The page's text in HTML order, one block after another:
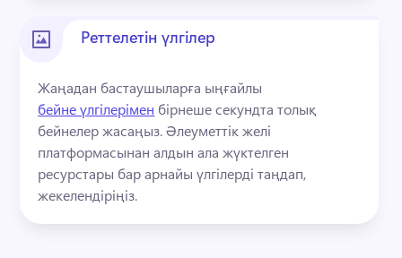
Реттелетін үлгілер
Жаңадан бастаушыларға ыңғайлы
бейне үлгілерімен бірнеше секундта толық
бейнелер жасаңыз. Әлеуметтік желі
платформасынан алдын ала жүктелген
ресурстары бар арнайы үлгілерді таңдап,
жекелендіріңіз.